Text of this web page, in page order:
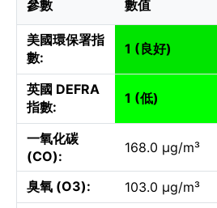
參數 數值
美國環保署指
數:
1 (良好)
英國 DEFRA
指數:
1 (低)
一氧化碳
(CO):
168.0 µg/m³
臭氧 (O3):
103.0 µg/m³